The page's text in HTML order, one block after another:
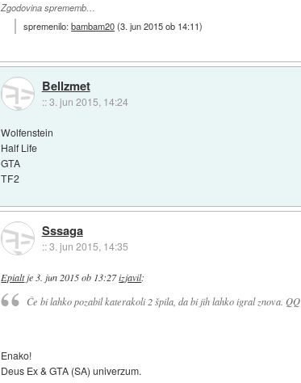
Zgodovina sprememb…
spremenilo:bambam20(3. jun 2015 ob 14:11)
Bellzmet
::3. jun 2015, 14:24
Wolfenstein
Half Life
GTA
TF2
Sssaga
::3. jun 2015, 14:35
Epialtje 3. jun 2015 ob 13:27izjavil:
Če bi lahko pozabil katerakoli 2 špila, da bi jih lahko igral znova. QQ
Enako!
Deus Ex & GTA (SA) univerzum.